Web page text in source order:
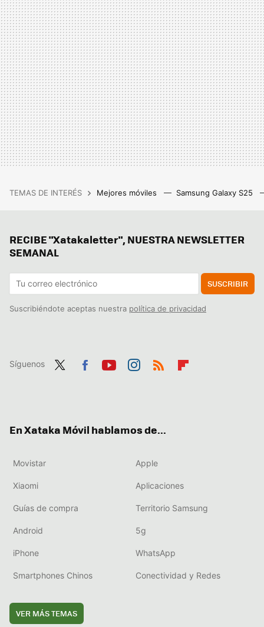
TEMAS DE INTERÉS Mejores móviles Samsung Galaxy S25
RECIBE "Xatakaletter", NUESTRA NEWSLETTER
SEMANAL
SUSCRIBIR
Suscribiéndote aceptas nuestra política de privacidad
Síguenos
En Xataka Móvil hablamos de...
Movistar Apple
Xiaomi Aplicaciones
Guías de compra Territorio Samsung
Android 5g
iPhone WhatsApp
Smartphones Chinos Conectividad y Redes
VER MÁS TEMAS